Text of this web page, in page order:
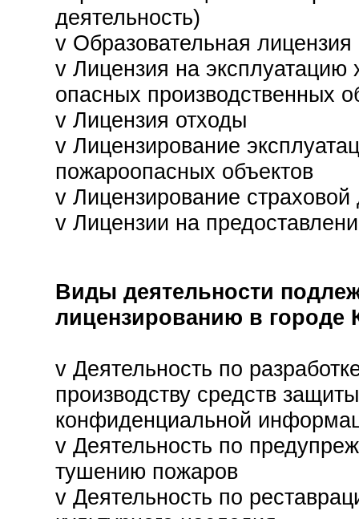
деятельность)
v Образовательная лицензия
v Лицензия на эксплуатацию
опасных производственных
v Лицензия отходы
v Лицензирование
пожароопасных объектов
v Лицензирование страховой
v Лицензии на
Виды деятельности
лицензированию в городе
v Деятельность по
производству средств защиты
конфиденциальной
v Деятельность по
тушению пожаров
v Деятельность по